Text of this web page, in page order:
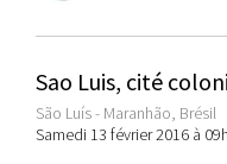
Sao Luis, cité
São Luís - Maranhão, Brésil
Samedi 13 février 2016 à